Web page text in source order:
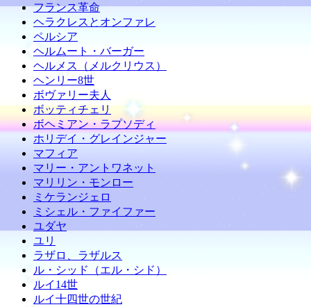
フランス革命
ヘラクレスとオンファレ
ペルシア
ヘルムート・バーガー
ヘルメス（メルクリウス）
ヘンリー8世
ボヴァリー夫人
ボッティチェリ
ボヘミアン・ラプソディ
ホリデイ・グレインジャー
マフィア
マリー・アントワネット
マリリン・モンロー
ミケランジェロ
ミシェル・ファイファー
ユダヤ
ユリ
ラザロ、ラザルス
ル・シッド（エル・シド）
ルイ14世
ルイ十四世の世紀